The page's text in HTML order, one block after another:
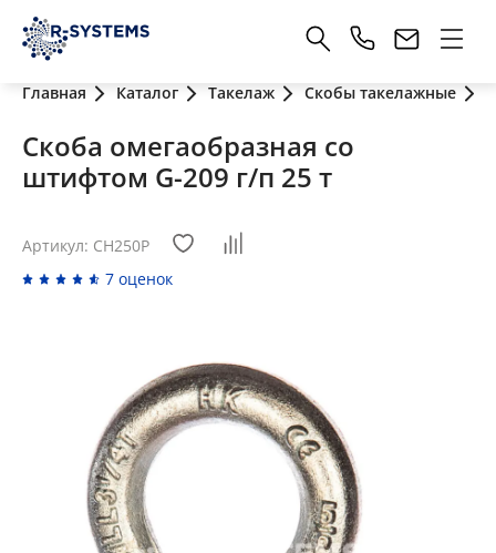
Главная Каталог Такелаж Скобы такелажные
Скоба омегаобразная со
штифтом G-209 г/п 25 т
Артикул: CH250P
7 оценок